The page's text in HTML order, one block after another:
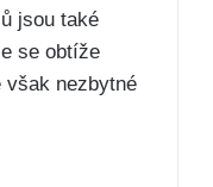
jsou také
se obtíže
však nezbytné